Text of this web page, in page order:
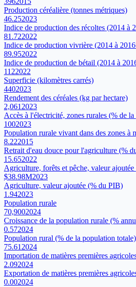
Production céréalière (tonnes métriques)
46.252023
Indice de production des récoltes (2014 à
81.722022
Indice de production vivrière (2014 à
89.952022
Indice de production de bétail (2014 à
1122022
Superficie (kilomètres carrés)
4402023
Rendement des céréales (kg par hectare)
2,061 2023
Accès à l'électricité, zones rurales (% de
1002023
Population rurale vivant dans des zones à
8.222015
Retrait d'eau douce pour l'agriculture (%
15.652022
Agriculture, forêts et pêche, valeur
$38.98M2023
Agriculture, valeur ajoutée (% du PIB)
1.942023
Population rurale
70,9002024
Croissance de la population rurale (%
0.572024
Population rural (% de la population totale)
75.61 2024
Importation de matières premières
2.092024
Exportation de matières premières
0.002024